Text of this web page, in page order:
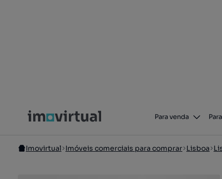
Para venda
Imovirtual Imóveis comerciais para comprar Lisboa